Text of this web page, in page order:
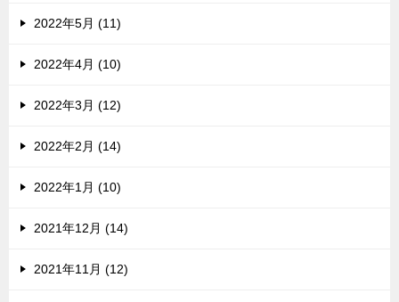
2022年5月 (11)
2022年4月 (10)
2022年3月 (12)
2022年2月 (14)
2022年1月 (10)
2021年12月 (14)
2021年11月 (12)